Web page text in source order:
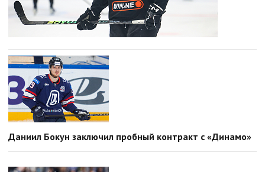
Даниил Бокун заключил пробный контракт с «Динамо»